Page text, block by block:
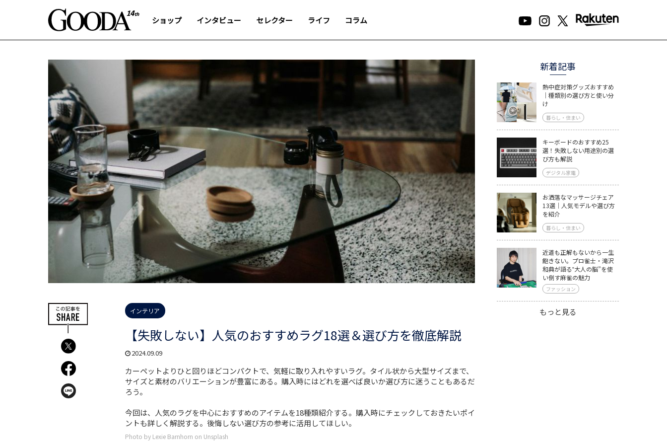
ショップ インタビュー セレクター ライフ コラム
インテリア
【失敗しない】人気のおすすめラグ18選＆選び方を徹底解説
2024.09.09
カーペットよりひと回りほどコンパクトで、気軽に取り入れやすいラグ。タイル状から大型サイズまで、
サイズと素材のバリエーションが豊富にある。購入時にはどれを選べば良いか選び方に迷うこともあるだ
ろう。
今回は、人気のラグを中心におすすめのアイテムを18種類紹介する。購入時にチェックしておきたいポイ
ントも詳しく解説する。後悔しない選び方の参考に活用してほしい。
Photo by Lexie Barnhorn on Unsplash
新着記事
熱中症対策グッズおすすめ
｜種類別の選び方と使い分
け
暮らし・住まい
キーボードのおすすめ25
選！失敗しない用途別の選
び方も解説
デジタル家電
お洒落なマッサージチェア
13選｜人気モデルや選び方
を紹介
暮らし・住まい
近道も正解もないから一生
飽きない。プロ雀士・滝沢
和典が語る‟大人の脳”を使
い倒す麻雀の魅力
ファッション
もっと見る